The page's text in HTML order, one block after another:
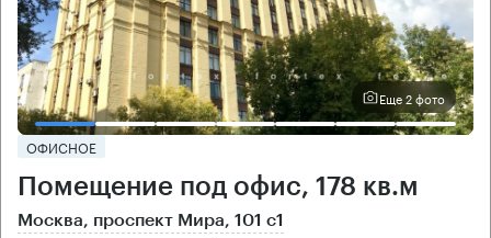
Еще 2 фото
ОФИСНОЕ
Помещение под офис, 178 кв.м
Москва, проспект Мира, 101 с1